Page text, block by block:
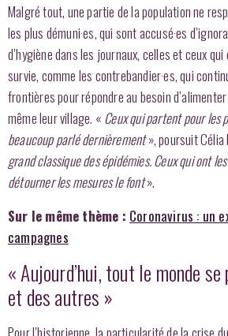
Malgré tout, une partie de la population ne
les plus démuni·es, qui sont accusé·es
d’hygiène dans les journaux, celles et ceux
survie, comme les contrebandier·es, qui
frontières pour répondre au besoin
même leur village. « Ceux qui partent pour les
beaucoup parlé dernièrement», poursuit Célia
grand classique des épidémies. Ceux qui ont
détourner les mesures le font».
Sur le même thème : Coronavirus : un
campagnes
« Aujourd’hui, tout le monde
et des autres »